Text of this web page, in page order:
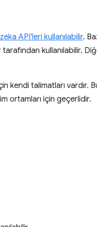
API'leri kullanılabilir.
kullanılabilir.
kendi talimatları vardır.
ortamları için geçerlidir.